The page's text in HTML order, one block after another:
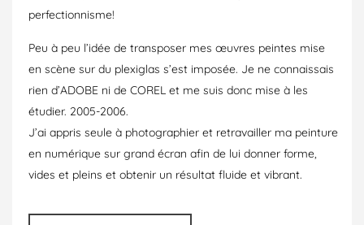
perfectionnisme!
Peu à peu l’idée de transposer mes œuvres peintes mise
en scène sur du plexiglas s’est imposée. Je ne connaissais
rien d’ADOBE ni de COREL et me suis donc mise à les
étudier. 2005-2006.
J’ai appris seule à photographier et retravailler ma peinture
en numérique sur grand écran afin de lui donner forme,
vides et pleins et obtenir un résultat fluide et vibrant.